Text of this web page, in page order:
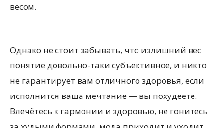
весом.
Однако не стоит забывать, что излишний вес
понятие довольно-таки субъективное, и никто
не гарантирует вам отличного здоровья, если
исполнится ваша мечтание — вы похудеете.
Влечётесь к гармонии и здоровью, не гонитесь